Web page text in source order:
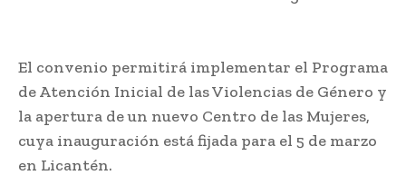
El convenio permitirá implementar el Programa
de Atención Inicial de las Violencias de Género y
la apertura de un nuevo Centro de las Mujeres,
cuya inauguración está fijada para el 5 de marzo
en Licantén.